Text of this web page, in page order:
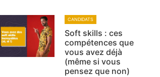
CANDIDATS
Soft skills : ces
compétences que
vous avez déjà
(même si vous
pensez que non)